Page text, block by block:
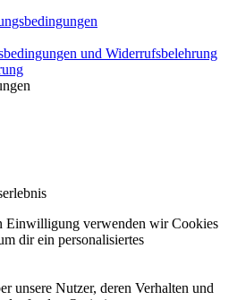
und Widerrufsbelehrung
Einwilligung verwenden wir Cookies
dir ein personalisiertes
unsere Nutzer, deren Verhalten und